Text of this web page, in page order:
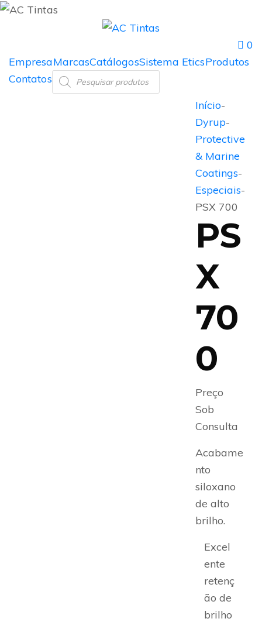
0
EmpresaMarcasCatálogosSistema EticsProdutos
Contatos
Início-
Dyrup-
Protective
& Marine
Coatings-
Especiais-
PSX 700
PS
X
70
0
Preço
Sob
Consulta
Acabame
nto
siloxano
de alto
brilho.
Excel
ente
retenç
ão de
brilho